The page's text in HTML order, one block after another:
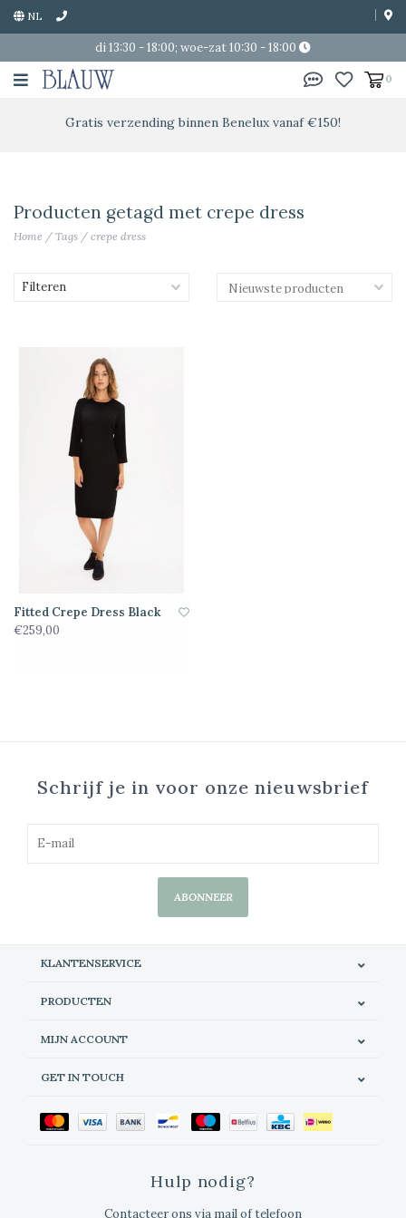
NL
di 13:30 - 18:00; woe-zat 10:30 - 18:00
0
Gratis verzending binnen Benelux vanaf €150!
Producten getagd met crepe dress
Home / Tags / crepe dress
Filteren
Fitted Crepe Dress Black
€259,00
Schrijf je in voor onze nieuwsbrief
ABONNEER
KLANTENSERVICE
PRODUCTEN
MIJN ACCOUNT
GET IN TOUCH
Hulp nodig?
Contacteer ons via mail of telefoon